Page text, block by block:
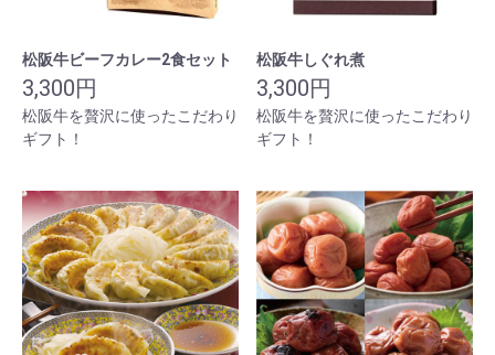
松阪牛ビーフカレー2食セット
3,300円
松阪牛を贅沢に使ったこだわり
ギフト！
松阪牛しぐれ煮
3,300円
松阪牛を贅沢に使ったこだわり
ギフト！